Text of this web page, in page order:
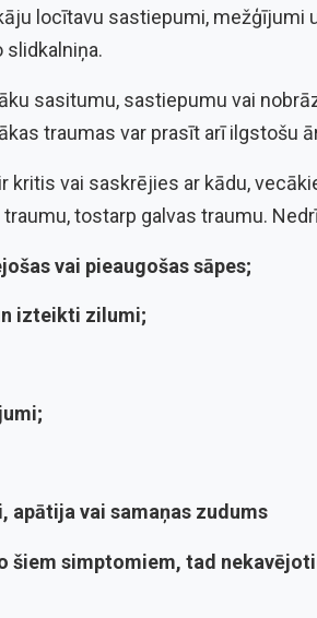
locītavu sastiepumi, mežģījumi
slidkalniņa.
sasitumu, sastiepumu vai
traumas var prasīt arī ilgstošu
kritis vai saskrējies ar kādu,
traumu, tostarp galvas traumu.
vai pieaugošas sāpes;
izteikti zilumi;
apātija vai samaņas zudums
šiem simptomiem, tad